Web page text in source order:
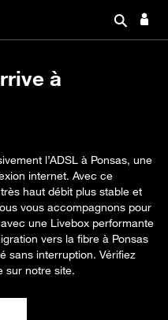
à
l’ADSL à Ponsas, une
internet. Avec ce
haut débit plus stable et
vous accompagnons pour
une Livebox performante
vers la fibre à Ponsas
sans interruption. Vérifiez
sur notre site.